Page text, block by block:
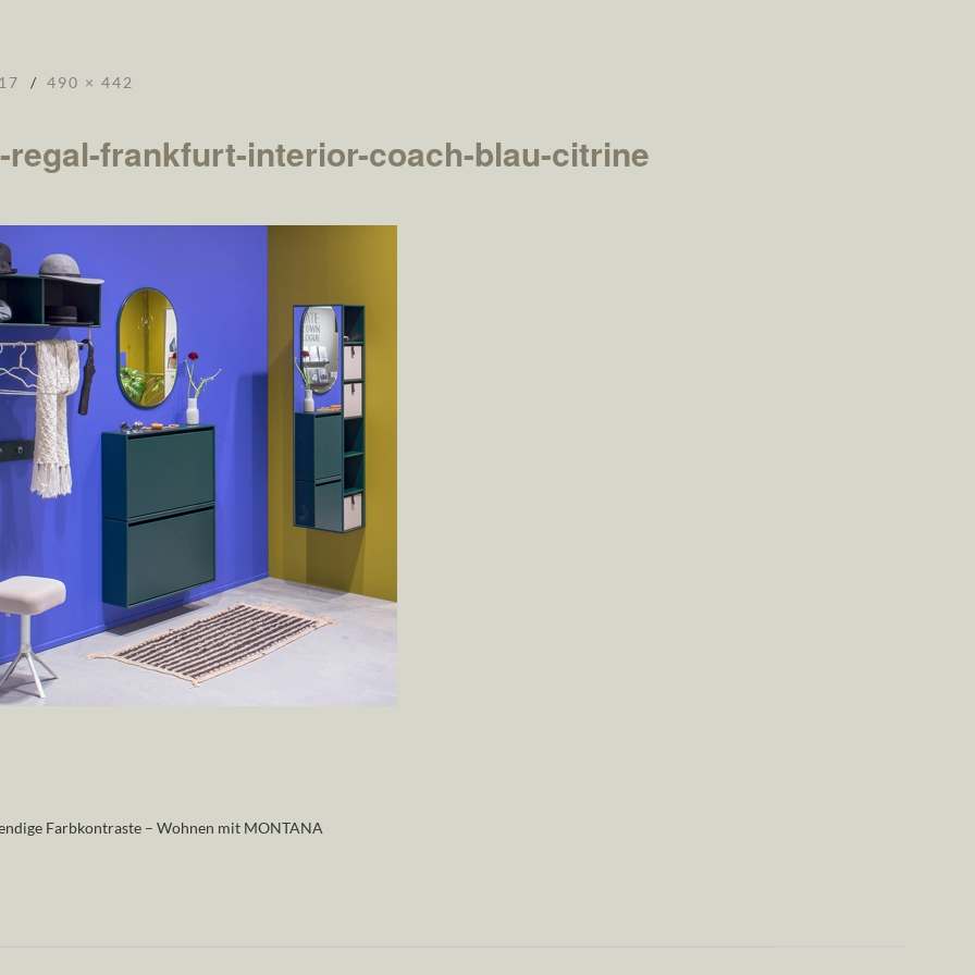
490 × 442
regal-frankfurt-interior-coach-blau-citrine
Farbkontraste – Wohnen mit MONTANA